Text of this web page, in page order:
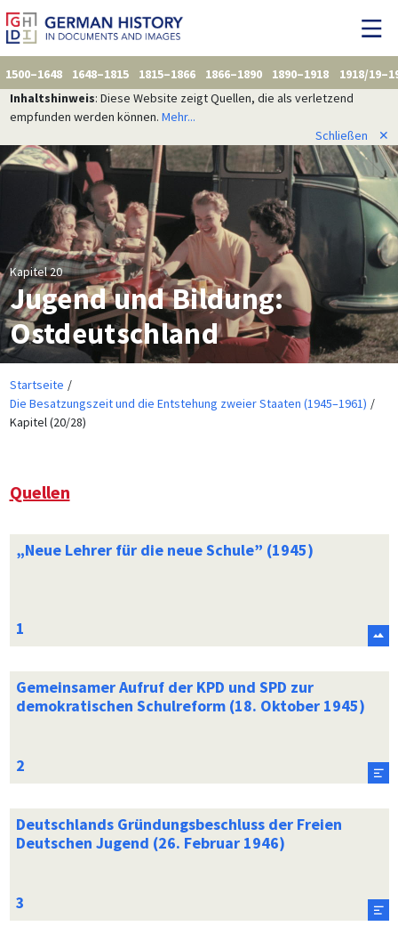
1500–1648 1648–1815 1815–1866 1866–1890 1890–1918
1918/
Inhaltshinweis: Diese Website zeigt Quellen, die als verletzend
empfunden werden können. Mehr...
Schließen
✕
Kapitel 20
Jugend und Bildung:
Ostdeutschland
Startseite
Die Besatzungszeit und die Entstehung zweier Staaten (1945–1961)
Kapitel (20/28)
Quellen
„Neue Lehrer für die neue Schule” (1945)
Gemeinsamer Aufruf der KPD und SPD zur
demokratischen Schulreform (18. Oktober 1945)
Deutschlands Gründungsbeschluss der Freien
Deutschen Jugend (26. Februar 1946)